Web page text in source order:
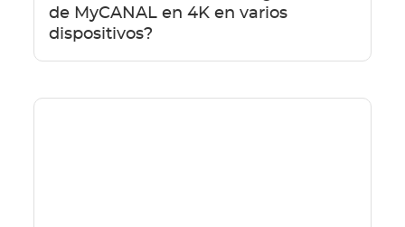
de MyCANAL en 4K en varios
dispositivos?